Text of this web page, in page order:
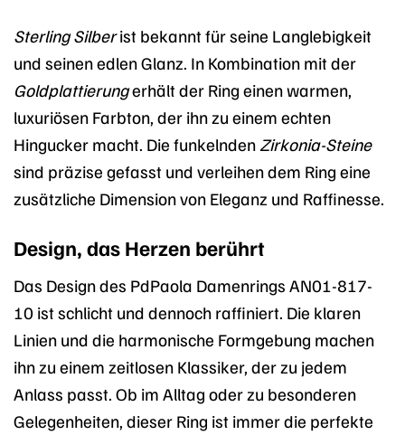
Sterling Silberist bekannt für seine Langlebigkeit
und seinen edlen Glanz. In Kombination mit der
Goldplattierungerhält der Ring einen warmen,
luxuriösen Farbton, der ihn zu einem echten
Hingucker macht. Die funkelnden Zirkonia-Steine
sind präzise gefasst und verleihen dem Ring eine
zusätzliche Dimension von Eleganz und Raffinesse.
Design, das Herzen berührt
Das Design des PdPaola Damenrings AN01-817-
10 ist schlicht und dennoch raffiniert. Die klaren
Linien und die harmonische Formgebung machen
ihn zu einem zeitlosen Klassiker, der zu jedem
Anlass passt. Ob im Alltag oder zu besonderen
Gelegenheiten, dieser Ring ist immer die perfekte